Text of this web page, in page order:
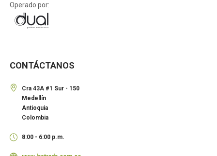
Operado por:
CONTÁCTANOS
Cra 43A #1 Sur - 150
Medellín
Antioquia
Colombia
8:00 - 6:00 p.m.